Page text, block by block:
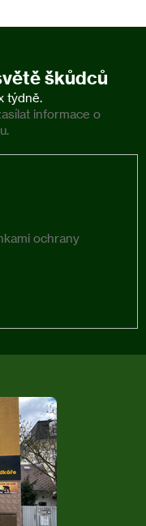
škůdců
informace o
ochrany